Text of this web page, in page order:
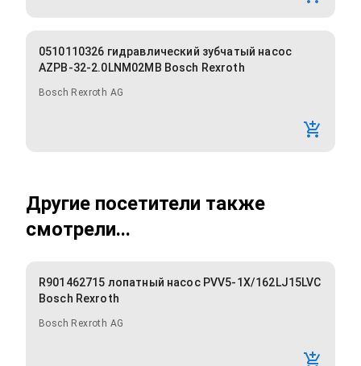
0510110326 гидравлический зубчатый насос
AZPB-32-2.0LNM02MB Bosch Rexroth
Bosch Rexroth AG
Другие посетители также
смотрели...
R901462715 лопатный насос PVV5-1X/162LJ15LVC
Bosch Rexroth
Bosch Rexroth AG